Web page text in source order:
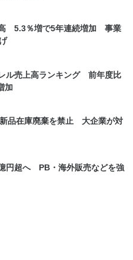
5.3％増で5年連続増加 事業
ル売上高ランキング 前年度比
加
品在庫廃棄を禁止 大企業が対
円超へ PB・海外販売などを強